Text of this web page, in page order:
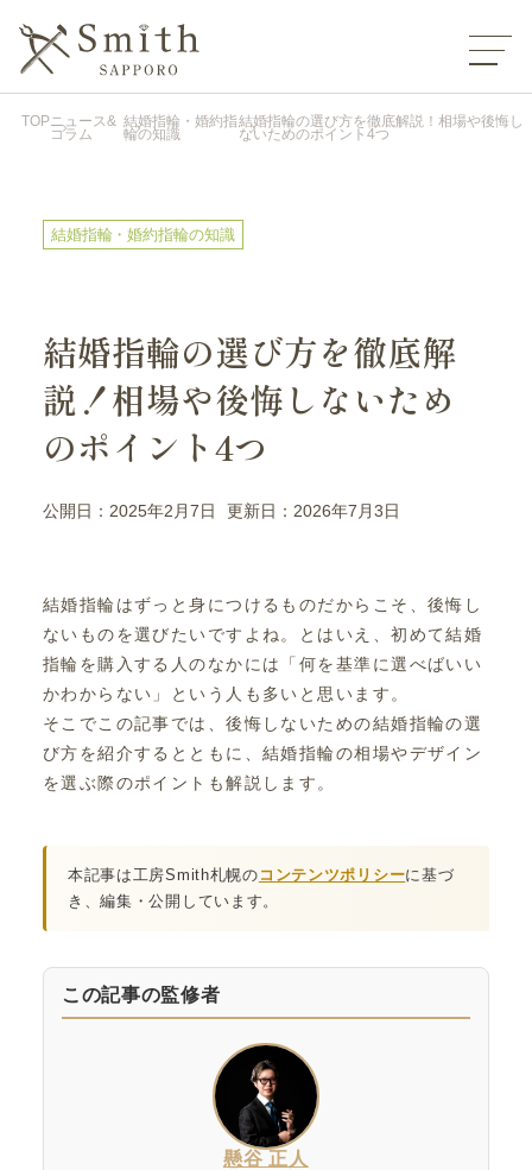
TOPニュース&
コラム
結婚指輪・婚約指
輪の知識
結婚指輪の選び方を徹底解説！相場や後悔し
ないためのポイント4つ
結婚指輪・婚約指輪の知識
結婚指輪の選び方を徹底解
説！相場や後悔しないため
のポイント4つ
公開日：2025年2月7日 更新日：2026年7月3日
結婚指輪はずっと身につけるものだからこそ、後悔し
ないものを選びたいですよね。とはいえ、初めて結婚
指輪を購入する人のなかには「何を基準に選べばいい
かわからない」という人も多いと思います。
そこでこの記事では、後悔しないための結婚指輪の選
び方を紹介するとともに、結婚指輪の相場やデザイン
を選ぶ際のポイントも解説します。
本記事は工房Smith札幌の コンテンツポリシーに基づ
き、編集・公開しています。
この記事の監修者
懸谷 正人